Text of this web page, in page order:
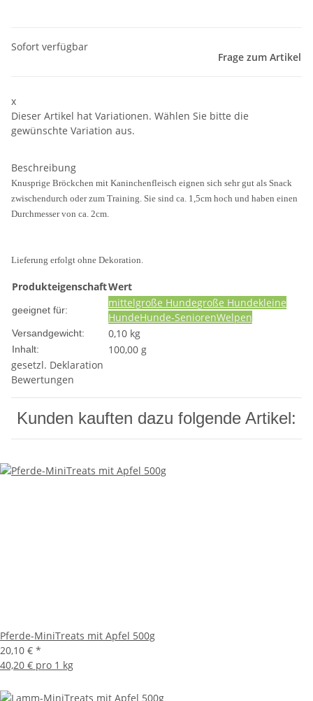
Sofort verfügbar
Frage zum Artikel
x
Dieser Artikel hat Variationen. Wählen Sie bitte die
gewünschte Variation aus.
Beschreibung
Knusprige Bröckchen mit Kaninchenfleisch eignen sich sehr gut als Snack
zwischendurch oder zum Training. Sie sind ca. 1,5cm hoch und haben einen
Durchmesser von ca. 2cm.
Lieferung erfolgt ohne Dekoration.
ProdukteigenschaftWert
geeignet für:
mittelgroße Hundegroße Hundekleine
HundeHunde-SeniorenWelpen
Versandgewicht: 0,10 kg
Inhalt:
100,00 g
gesetzl. Deklaration
Bewertungen
Kunden kauften dazu folgende Artikel:
Pferde-MiniTreats mit Apfel 500g
20,10 € *
40,20 € pro 1 kg